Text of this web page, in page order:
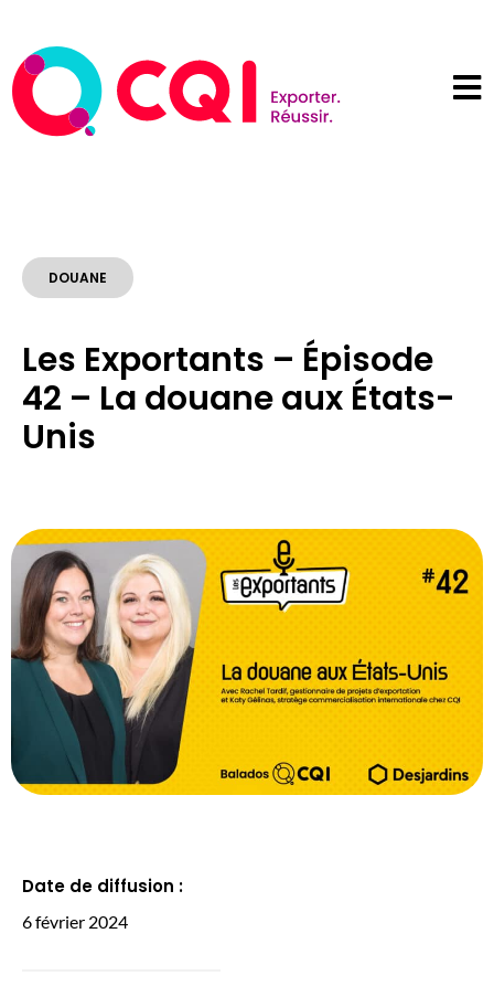
DOUANE
Les Exportants – Épisode
42 – La douane aux États-
Unis
Date de diffusion :
6 février 2024